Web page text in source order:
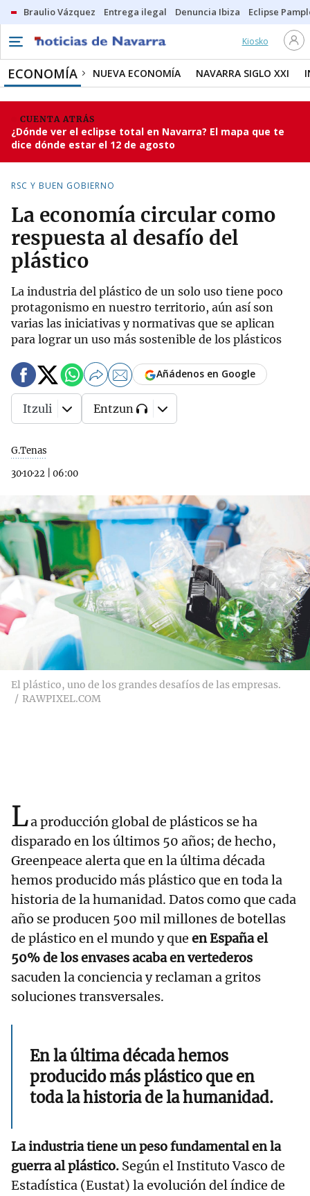
Braulio Vázquez Entrega ilegal Denuncia Ibiza Eclipse
Kiosko
ECONOMÍA NUEVA ECONOMÍA NAVARRA SIGLO XXI
CUENTA ATRÁS
¿Dónde ver el eclipse total en Navarra? El mapa que te
dice dónde estar el 12 de agosto
RSC Y BUEN GOBIERNO
La economía circular como
respuesta al desafío del
plástico
La industria del plástico de un solo uso tiene poco
protagonismo en nuestro territorio, aún así son
varias las iniciativas y normativas que se aplican
para lograr un uso más sostenible de los plásticos
G.Tenas
30·10·22
06:00
Añádenos en Google
Itzuli Entzun
El plástico, uno de los grandes desafíos de las empresas.
RAWPIXEL.COM
La producción global de plásticos se ha
disparado en los últimos 50 años; de hecho,
Greenpeace alerta que en la última década
hemos producido más plástico que en toda la
historia de la humanidad. Datos como que cada
año se producen 500 mil millones de botellas
de plástico en el mundo y que en España el
50% de los envases acaba en vertederos
sacuden la conciencia y reclaman a gritos
soluciones transversales.
En la última década hemos
producido más plástico que en
toda la historia de la humanidad.
La industria tiene un peso fundamental en la
guerra al plástico. Según el Instituto Vasco de
Estadística (Eustat) la evolución del índice de